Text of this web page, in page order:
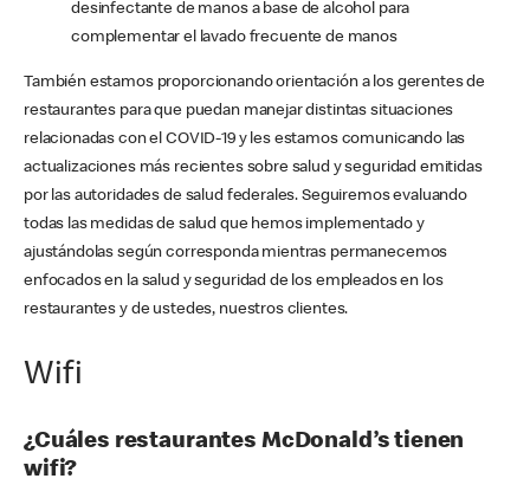
desinfectante de manos a base de alcohol para
complementar el lavado frecuente de manos
También estamos proporcionando orientación a los gerentes de
restaurantes para que puedan manejar distintas situaciones
relacionadas con el COVID-19 y les estamos comunicando las
actualizaciones más recientes sobre salud y seguridad emitidas
por las autoridades de salud federales. Seguiremos evaluando
todas las medidas de salud que hemos implementado y
ajustándolas según corresponda mientras permanecemos
enfocados en la salud y seguridad de los empleados en los
restaurantes y de ustedes, nuestros clientes.
Wifi
¿Cuáles restaurantes McDonald’s tienen
wifi?